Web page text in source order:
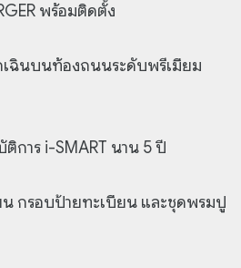
พร้อมติดตั้ง
เฉินบนท้องถนนระดับพรีเมียม
การ i-SMART นาน 5 ปี
น กรอบป้ายทะเบียน และชุดพรมปู